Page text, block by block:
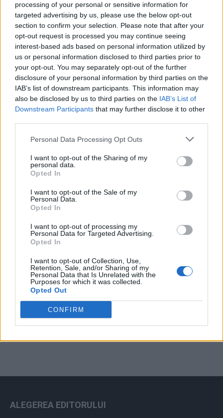
processing of your personal or sensitive information for
targeted advertising by us, please use the below opt-out
section to confirm your selection. Please note that after your
opt-out request is processed you may continue seeing
interest-based ads based on personal information utilized by
us or personal information disclosed to third parties prior to
your opt-out. You may separately opt-out of the further
disclosure of your personal information by third parties on the
IAB’s list of downstream participants. This information may
also be disclosed by us to third parties on the IAB’s List of
Downstream Participants that may further disclose it to other
Personal Data Processing Opt Outs
I want to opt-out of the Sharing of my
personal data.
Opted In
I want to opt-out of the Sale of my
Personal Data.
Opted In
I want to opt-out of processing my
Personal Data for Targeted Advertising.
Opted In
I want to opt-out of Collection, Use,
Retention, Sale, and/or Sharing of my
Personal Data that Is Unrelated with the
Purposes for which it was collected.
Opted Out
CONFIRM
PACE (Peia)
Acțiunea Conservatoare (Târziu)
PDF (Lazarus)
PUSL (D. Voiculescu)
PNȚCD (Pavelescu)
PNCR (Terheș)
Partidul Patrioților (Surugiu)
FAR (Coarnă)
Altul
Arhiva sondajelor
ad
ALEGEREA EDITORULUI